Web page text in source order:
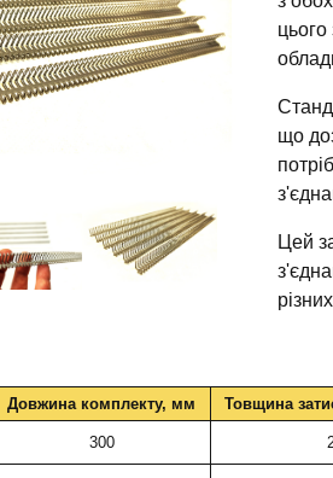
цього
що
Цей
Довжина комплекту, мм Товщина
300